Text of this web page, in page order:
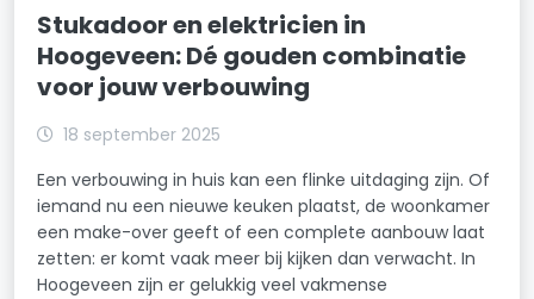
Stukadoor en elektricien in
Hoogeveen: Dé gouden combinatie
voor jouw verbouwing
18 september 2025
Een verbouwing in huis kan een flinke uitdaging zijn. Of
iemand nu een nieuwe keuken plaatst, de woonkamer
een make-over geeft of een complete aanbouw laat
zetten: er komt vaak meer bij kijken dan verwacht. In
Hoogeveen zijn er gelukkig veel vakmense